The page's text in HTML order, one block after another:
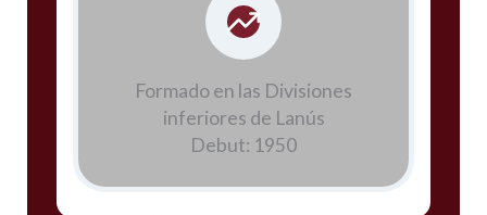
Formado en las Divisiones
inferiores de Lanús
Debut: 1950